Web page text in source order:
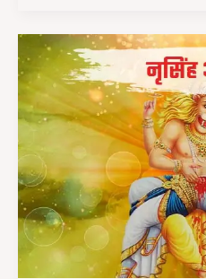
श्री
नरसिंह
देव
आरती
|
Narsimha
Dev
Aarti